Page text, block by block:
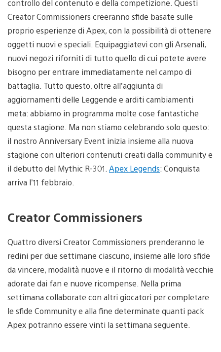
controllo del contenuto e della competizione. Questi
Creator Commissioners creeranno sfide basate sulle
proprio esperienze di Apex, con la possibilità di ottenere
oggetti nuovi e speciali. Equipaggiatevi con gli Arsenali,
nuovi negozi riforniti di tutto quello di cui potete avere
bisogno per entrare immediatamente nel campo di
battaglia. Tutto questo, oltre all’aggiunta di
aggiornamenti delle Leggende e arditi cambiamenti
meta: abbiamo in programma molte cose fantastiche
questa stagione. Ma non stiamo celebrando solo questo:
il nostro Anniversary Event inizia insieme alla nuova
stagione con ulteriori contenuti creati dalla community e
il debutto del Mythic R-301. Apex Legends: Conquista
arriva l’11 febbraio.
Creator Commissioners
Quattro diversi Creator Commissioners prenderanno le
redini per due settimane ciascuno, insieme alle loro sfide
da vincere, modalità nuove e il ritorno di modalità vecchie
adorate dai fan e nuove ricompense. Nella prima
settimana collaborate con altri giocatori per completare
le sfide Community e alla fine determinate quanti pack
Apex potranno essere vinti la settimana seguente.